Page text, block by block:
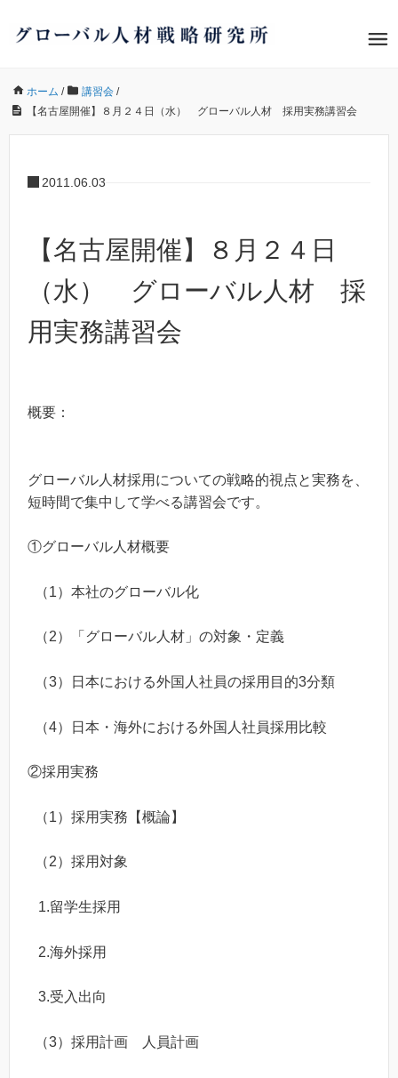
ホーム / 講習会 /
【名古屋開催】８月２４日（水） グローバル人材 採用実務講習会
2011.06.03
【名古屋開催】８月２４日
（水） グローバル人材 採
用実務講習会
概要：
グローバル人材採用についての戦略的視点と実務を、
短時間で集中して学べる講習会です。
①グローバル人材概要
（1）本社のグローバル化
（2）「グローバル人材」の対象・定義
（3）日本における外国人社員の採用目的3分類
（4）日本・海外における外国人社員採用比較
②採用実務
（1）採用実務【概論】
（2）採用対象
1.留学生採用
2.海外採用
3.受入出向
（3）採用計画 人員計画